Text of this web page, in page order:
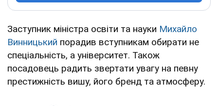
Заступник міністра освіти та науки Михайло
Винницький порадив вступникам обирати не
спеціальність, а університет. Також
посадовець радить звертати увагу на певну
престижність вишу, його бренд та атмосферу.